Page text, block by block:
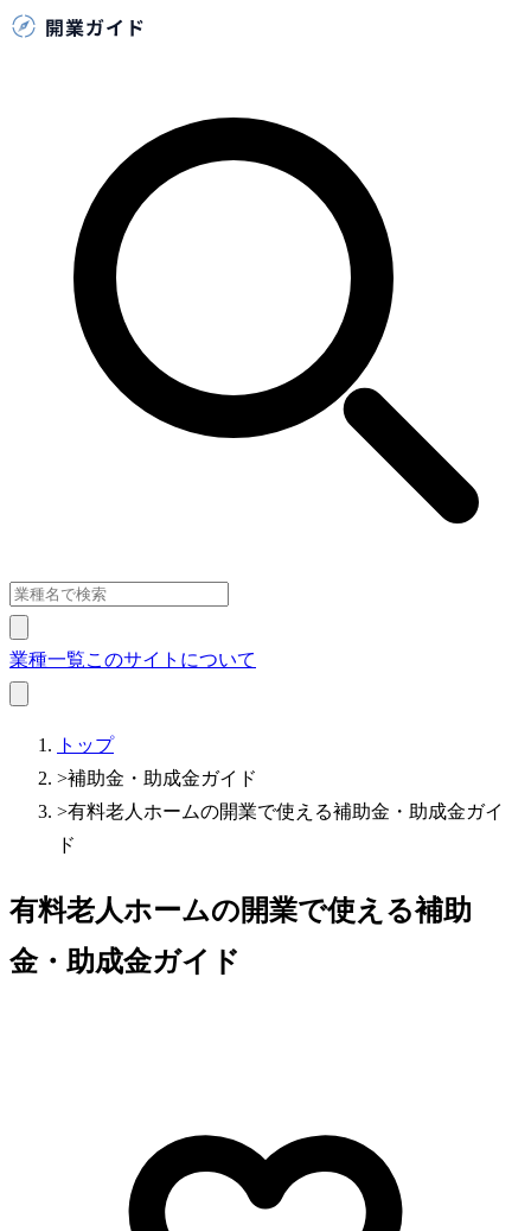
業種一覧このサイトについて
トップ
>補助金・助成金ガイド
>有料老人ホームの開業で使える補助金・助成金ガイ
ド
有料老人ホームの開業で使える補助
金・助成金ガイド